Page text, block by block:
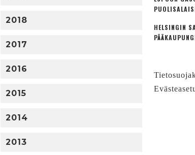
2018
2017
2016
2015
2014
2013
HELSINGIN